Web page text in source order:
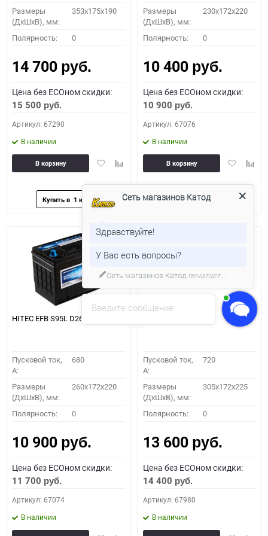
Размеры
(ДхШхВ), мм:
353x175x190
Полярность: 0
14 700 руб.
Цена без ECOном скидки:
15 500 руб.
Артикул: 67290
В наличии
Добавить
избранное
Добавить
сравнению
В корзину
Размеры
(ДхШхВ), мм:
230x172x220
Полярность: 0
10 400 руб.
Цена без ECOном скидки:
10 900 руб.
Артикул: 67076
В наличии
Добавить
избранное
В корзину
HITEC EFB S95L D26
Пусковой ток,
A:
680
Размеры
(ДхШхВ), мм:
260x172x220
Полярность: 0
10 900 руб.
Цена без ECOном скидки:
11 700 руб.
Артикул: 67074
В наличии
Пусковой ток,
A:
720
Размеры
(ДхШхВ), мм:
305х172х225
Полярность: 0
13 600 руб.
Цена без ECOном скидки:
14 400 руб.
Артикул: 67980
В наличии
Введите сообщение
Сеть магазинов Катод
Здравствуйте!
У Вас есть вопросы?
Сеть магазинов Катод печатает...